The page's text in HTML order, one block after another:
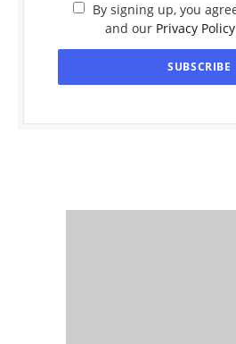
By signing up, you
and our Privacy Policy